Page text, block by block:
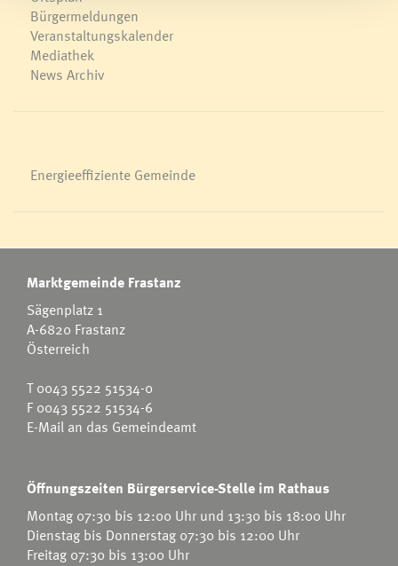
Bürgermeldungen
Veranstaltungskalender
Mediathek
News Archiv
Energieeffiziente Gemeinde
Marktgemeinde Frastanz
Sägenplatz 1
A-6820 Frastanz
Österreich
T0043 5522 51534-0
F 0043 5522 51534-6
E-Mail an das Gemeindeamt
Öffnungszeiten Bürgerservice-Stelle im Rathaus
Montag 07:30 bis 12:00 Uhr und 13:30 bis 18:00 Uhr
Dienstag bis Donnerstag 07:30 bis 12:00 Uhr
Freitag 07:30 bis 13:00 Uhr